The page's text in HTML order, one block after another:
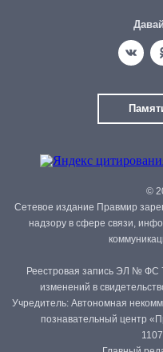
©
Сетевое издание Правмир
надзору в сфере связи,
Реестровая запись ЭЛ № ФС
изменений в
Учредитель: Автономная
познавательный центр